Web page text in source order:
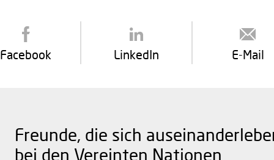
Facebook LinkedIn E-Mail
Freunde, die sich
bei den Vereinten Nationen